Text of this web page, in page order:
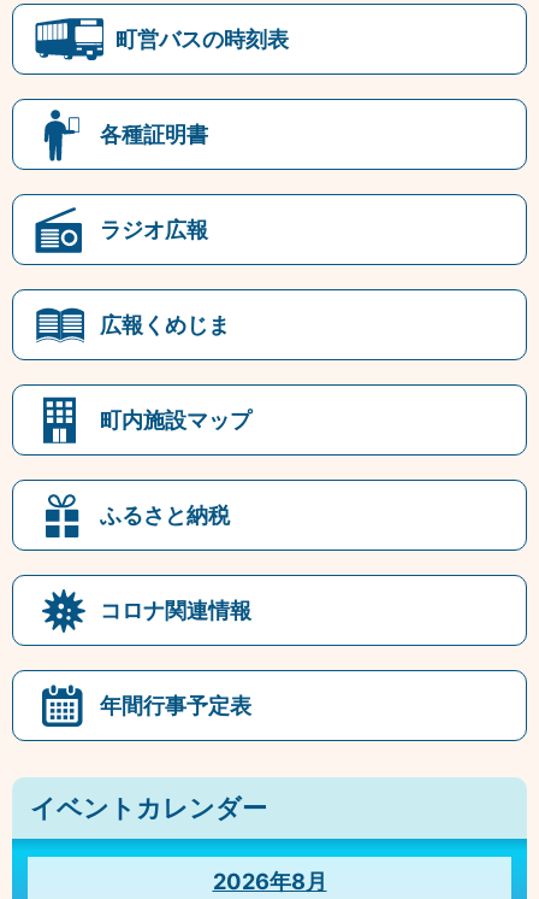
町営バスの時刻表
各種証明書
ラジオ広報
広報くめじま
町内施設マップ
ふるさと納税
コロナ関連情報
年間行事予定表
イベントカレンダー
2026年8月